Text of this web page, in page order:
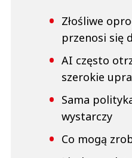
Złośliwe
przenosi się
AI często
szerokie
Sama
wystarczy
Co mogą